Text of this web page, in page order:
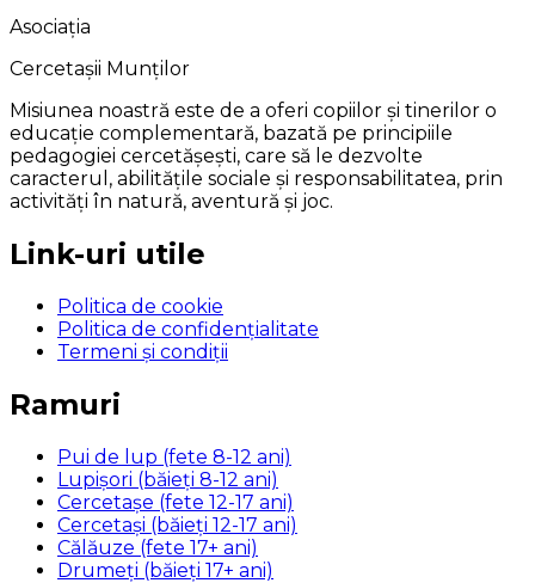
Asociația
Cercetașii Munților
Misiunea noastră este de a oferi copiilor și tinerilor o
educație complementară, bazată pe principiile
pedagogiei cercetășești, care să le dezvolte
caracterul, abilitățile sociale și responsabilitatea, prin
activități în natură, aventură și joc.
Link-uri utile
Politica de cookie
Politica de confidențialitate
Termeni și condiții
Ramuri
Pui de lup (fete 8-12 ani)
Lupișori (băieți 8-12 ani)
Cercetașe (fete 12-17 ani)
Cercetași (băieți 12-17 ani)
Călăuze (fete 17+ ani)
Drumeți (băieți 17+ ani)